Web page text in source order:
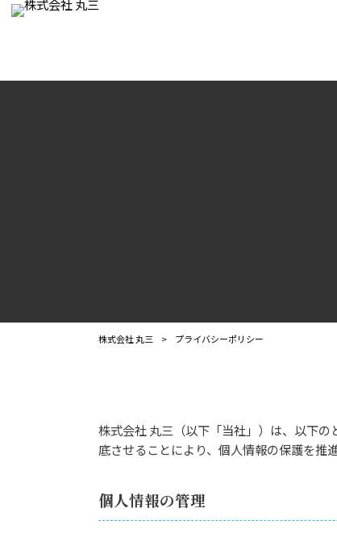
株式会社 丸三 > プライバシーポリシー
株式会社 丸三（以下「当社」）は、以下
底させることにより、個人情報の保護を推進
個人情報の管理